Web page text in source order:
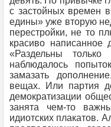
с застойных времен
едины» уже вторую
перестройки, не то
красиво написанное
«Раздельны
наблюдалось
замазать
вещах. Или партия
демократизации
занята чем-то
идиотских плакатов.